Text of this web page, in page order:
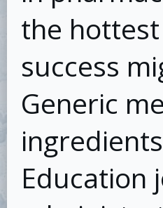
the
success
Generic
Education